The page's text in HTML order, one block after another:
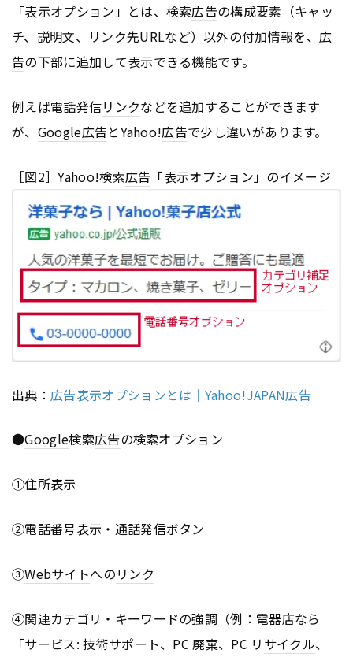
「表示オプション」とは、検索広告の構成要素（キャッ
チ、説明文、 リンク先URLなど）以外の付加情報を、広
告の下部に追加して表示できる機能です。
例えば電話発信リンクなどを追加することができます
が、 Google広告とYahoo!広告で少し違いがあります。
［図2］Yahoo!検索広告 「表示オプション」のイメージ
出典： 広告表示オプションとは｜Yahoo!JAPAN広告
●Google検索広告の検索オプション
①住所表示
②電話番号表示・通話発信ボタン
③Webサイトへのリンク
④関連カテゴリ・キーワードの強調（例：電器店なら
「サービス: 技術サポート、PC 廃棄、PC リ サイクル、